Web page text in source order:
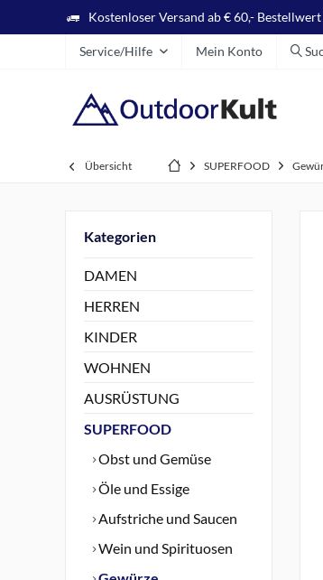
Kostenloser Versand ab € 60,- Bestellwert
Service/Hilfe Mein Konto
Übersicht SUPERFOOD
Kategorien
DAMEN
HERREN
KINDER
WOHNEN
AUSRÜSTUNG
SUPERFOOD
Obst und Gemüse
Öle und Essige
Aufstriche und Saucen
Wein und Spirituosen